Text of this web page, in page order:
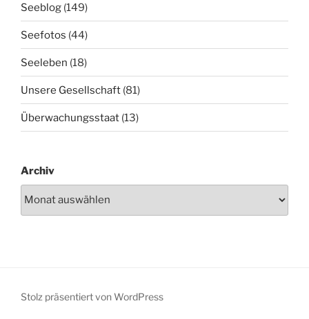
Seeblog (149)
Seefotos (44)
Seeleben (18)
Unsere Gesellschaft (81)
Überwachungsstaat (13)
Archiv
Stolz präsentiert von WordPress